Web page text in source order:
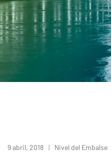
9 abril, 2018 Nivel del Embalse